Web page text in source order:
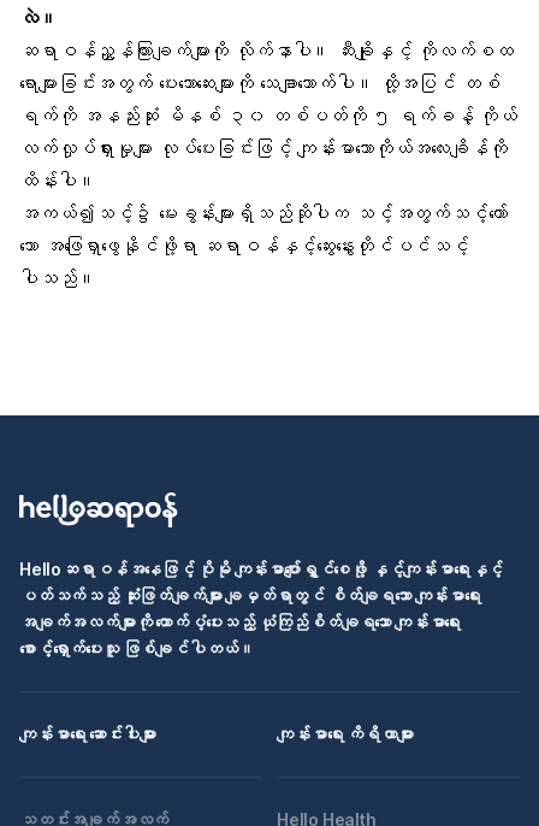
လဲ။
ဆရာဝန်ညွှန်ကြားချက်များကို လိုက်နာပါ။ ဆီးချိုနှင့် ကိုလက်စထ
ရောများခြင်းအတွက် ပေးသောဆေးများကို သေချာသောက်ပါ။ ထို့အပြင် တစ်
ရက်ကို အနည်းဆုံး မိနစ် ၃၀ တစ်ပတ်ကို ၅ ရက်ခန့် ကိုယ်
လက်လှုပ်ရှားမှုများ လုပ်ပေးခြင်းဖြင့် ကျန်းမာသောကိုယ်အလေးချိန်ကို
ထိန်းပါ။
အကယ်၍သင့်၌ မေးခွန်းများရှိသည်ဆိုပါက သင့်အတွက်သင့်တော်
သော အဖြေရှာဖွေနိုင်ဖို့ရာ ဆရာဝန်နှင့်ဆွေးနွေးတိုင်ပင်သင့်
ပါသည်။
Helloဆရာဝန်အနေဖြင့် ပိုမို ကျန်းမာပျော်ရွှင်စေဖို့ နှင့်ကျန်းမာရေးနှင့်
ပတ်သက်သည့် ဆုံးဖြတ်ချက်များ ချမှတ်ရာတွင် စိတ်ချရသော ကျန်းမာရေး
အချက်အလက်များကို ထောက်ပံ့ပေးသည့် ယုံကြည်စိတ်ချရသော ကျန်းမာရေး
စောင့်ရှောက်ပေးသူ ဖြစ်ချင်ပါတယ်။
ကျန်းမာရေး ဆောင်းပါးများ ကျန်းမာရေး ကိရိယာများ
သတင်းအချက်အလက် Hello Health